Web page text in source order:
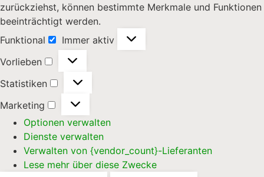
zurückziehst, können bestimmte Merkmale und Funktionen
beeinträchtigt werden.
Funktional
Immer aktiv
Vorlieben
Statistiken
Marketing
Optionen verwalten
Dienste verwalten
Verwalten von {vendor_count}-Lieferanten
Lese mehr über diese Zwecke